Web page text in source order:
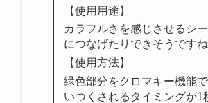
【使用用途】
カラフルさを感じさせるシ
につなげたりできそうですね
【使用方法】
緑色部分をクロマキー機能
いつくされるタイミングが